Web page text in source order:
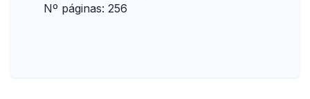
Nº páginas: 256